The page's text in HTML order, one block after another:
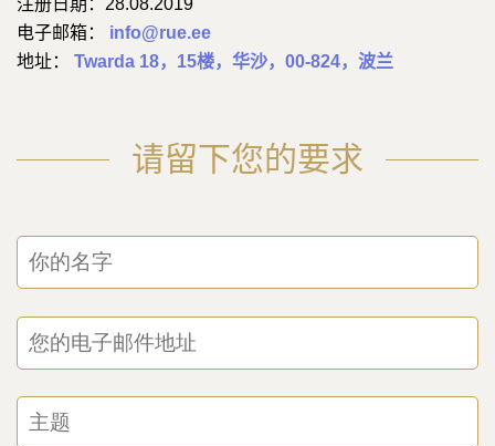
注册日期：28.08.2019
电子邮箱： info@rue.ee
地址： Twarda 18，15楼，华沙，00-824，波兰
请留下您的要求